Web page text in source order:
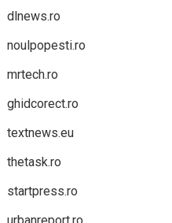
dlnews.ro
noulpopesti.ro
mrtech.ro
ghidcorect.ro
textnews.eu
thetask.ro
startpress.ro